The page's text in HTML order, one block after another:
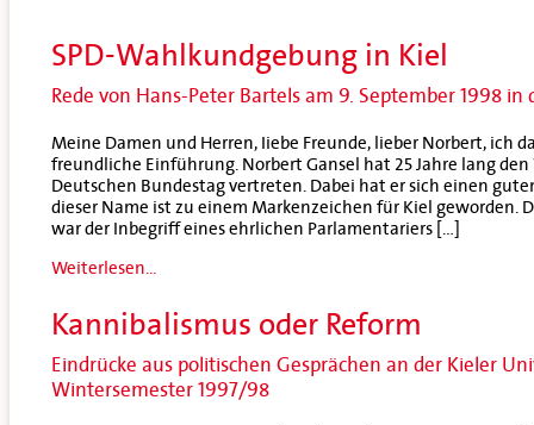
SPD-Wahlkundgebung in Kiel
Rede von Hans-Peter Bartels am 9. September 1998 in
Meine Damen und Herren, Iiebe Freunde, lieber Norbert, ich
freundliche Einführung. Norbert Gansel hat 25 Jahre lang
Deutschen Bundestag vertreten. Dabei hat er sich einen
dieser Name ist zu einem Markenzeichen für Kiel geworden.
war der Inbegriff eines ehrlichen Parlamentariers […]
Weiterlesen...
Kannibalismus oder Reform
Eindrücke aus politischen Gesprächen an der Kieler
Wintersemester 1997/98